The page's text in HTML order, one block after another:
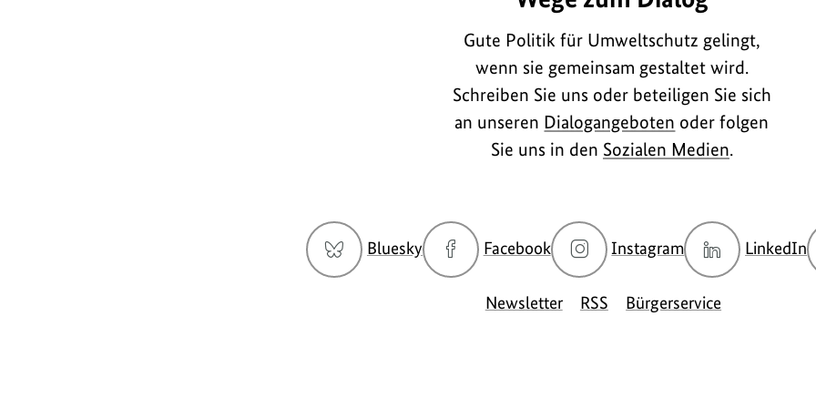
Gute Politik für Umweltschutz gelingt,
wenn sie gemeinsam gestaltet wird.
Schreiben Sie uns oder beteiligen Sie sich
an unseren Dialogangeboten oder folgen
Sie uns in den Sozialen Medien.
Bluesky
zur
Bluesky-
Seite
Facebook
zur
Facebook-
Seite
des
Instagram
zur
Instagram-
Seite
des
LinkedIn
Newsletter RSS Bürgerservice